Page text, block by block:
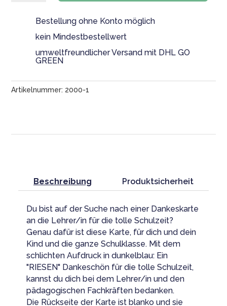
Dankeschön
Menge
Bestellung ohne Konto möglich
kein Mindestbestellwert
umweltfreundlicher Versand mit DHL GO
GREEN
Artikelnummer: 2000-1
Beschreibung Produktsicherheit
Du bist auf der Suche nach einer Dankeskarte
an die Lehrer/in für die tolle Schulzeit?
Genau dafür ist diese Karte, für dich und dein
Kind und die ganze Schulklasse. Mit dem
schlichten Aufdruck in dunkelblau: Ein
"RIESEN" Dankeschön für die tolle Schulzeit,
kannst du dich bei dem Lehrer/in und den
pädagogischen Fachkräften bedanken.
Die Rückseite der Karte ist blanko und sie